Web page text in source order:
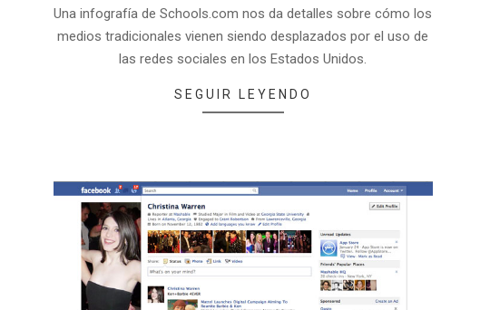
Una infografía de Schools.com nos da detalles sobre cómo los
medios tradicionales vienen siendo desplazados por el uso de
las redes sociales en los Estados Unidos.
SEGUIR LEYENDO